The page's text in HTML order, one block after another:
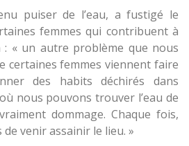
puiser de l’eau, a fustigé le
femmes qui contribuent à
« un autre problème que nous
certaines femmes viennent faire
des habits déchirés dans
nous pouvons trouver l’eau de
dommage. Chaque fois,
venir assainir le lieu. »